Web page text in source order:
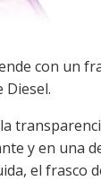
con un
Diesel.
y en una
el frasco